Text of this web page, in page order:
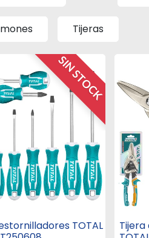
Tijeras
SIN STOCK
TOTAL